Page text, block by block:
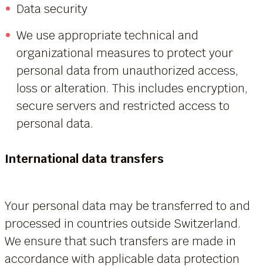
Data security
We use appropriate technical and
organizational measures to protect your
personal data from unauthorized access,
loss or alteration. This includes encryption,
secure servers and restricted access to
personal data.
International data transfers
Your personal data may be transferred to and
processed in countries outside Switzerland.
We ensure that such transfers are made in
accordance with applicable data protection